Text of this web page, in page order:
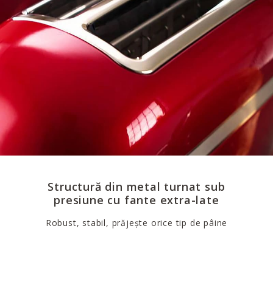
Structură din metal turnat sub
presiune cu fante extra-late
Robust, stabil, prăjește orice tip de pâine